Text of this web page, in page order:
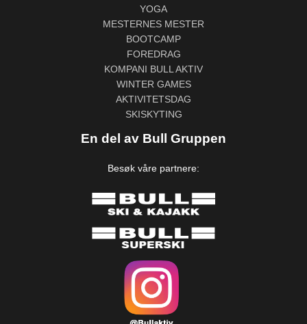
YOGA
MESTERNES MESTER
BOOTCAMP
FOREDRAG
KOMPANI BULL AKTIV
WINTER GAMES
AKTIVITETSDAG
SKISKYTING
En del av Bull Gruppen
Besøk våre partnere: